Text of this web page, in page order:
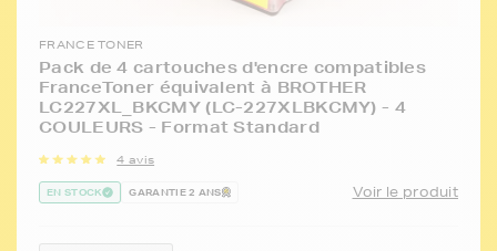
FRANCE TONER
Pack de 4 cartouches d'encre compatibles
FranceToner équivalent à BROTHER
LC227XL_BKCMY (LC-227XLBKCMY) - 4
COULEURS - Format Standard
4 avis
EN STOCK GARANTIE 2 ANS Voir le produit